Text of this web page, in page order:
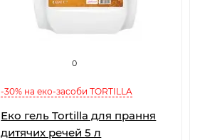
0
-30% на еко-засоби TORTILLA
Еко гель Tortilla для прання
дитячих речей 5 л